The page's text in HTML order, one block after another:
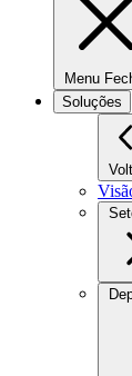
Menu
Soluções